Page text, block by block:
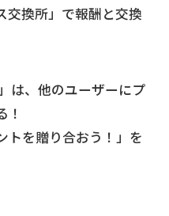
交換所」で報酬と交換
は、他のユーザーにプ
！
を贈り合おう！」を